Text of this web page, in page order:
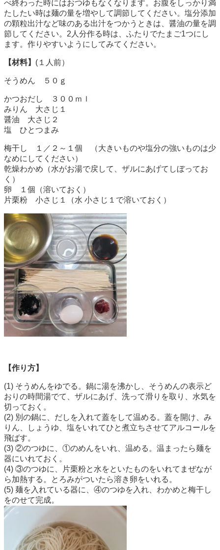
べ終わった時にはおつゆもなくなります。お腹をしっかり満
たしたい時は麺の量を増やして調節してください。塩分添加
の顆粒出汁など味のある出汁をつかうときは、醤油の量を調
節してください。2人分作る時は、ふたりでたまご1つにし
ます。作りやすいようにしてみてください。
【材料】 (１人前）
そうめん ５０ｇ
かつおだし ３００ｍｌ
みりん 大さじ１
醤油 大さじ２
塩 ひとつまみ
梅干し １／２～１個 （大きいものや塩分の強いものは少
なめにしてください）
乾燥わかめ（水がお湯で戻して、ザルにあげてしぼってお
く）
卵 １個（溶いておく）
片栗粉 小さじ１（水 小さじ１で溶いておく）
【作り方】
(1) そうめんをゆでる。鍋に湯を沸かし、そうめんの表示ど
おりの時間湯でて、ザルにあげ、洗って滑りを取り、水気を
切っておく。
(2) 別の鍋に、だしを入れて蓋をして温める。蓋を開け、み
りん、しょうゆ、塩をいれてひと煮立ちさせてアルコールを
飛ばす。
(3) ②のつゆに、①のめんをいれ、温める。温まったら麺を
器にいれておく。
(4) ③のつゆに、片栗粉と水をといたものをいれてまぜなが
ら加熱する。とろみがついたら溶き卵をいれる。
(5) 麺を入れている器に、④のつゆを入れ、わかめと梅干し
をのせて完成。